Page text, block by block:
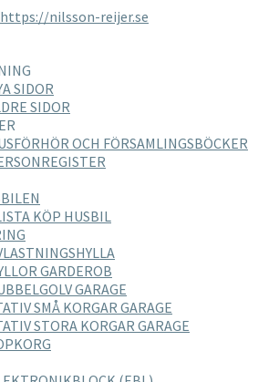
SIDOR
SIDOR
OCH FÖRSAMLINGSBÖCKER
KÖP HUSBIL
GARDEROB
GARAGE
SMÅ KORGAR GARAGE
STORA KORGAR GARAGE